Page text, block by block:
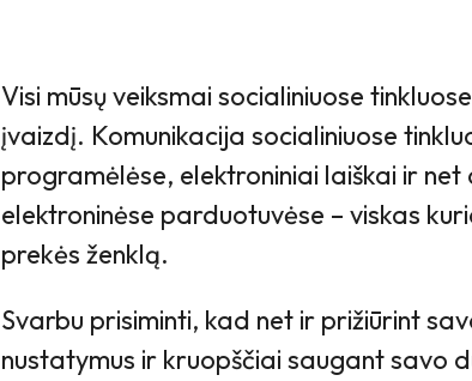
Visi mūsų veiksmai socialiniuose
įvaizdį. Komunikacija socialiniuose
programėlėse, elektroniniai laiškai ir net
elektroninėse parduotuvėse – viskas
prekės ženklą.
Svarbu prisiminti, kad net ir prižiūrint
nustatymus ir kruopščiai saugant savo